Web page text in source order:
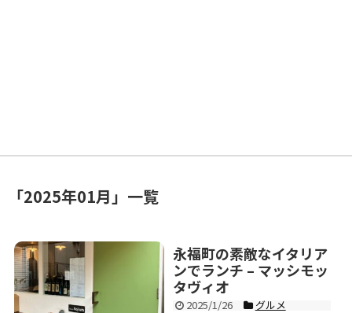
「2025年01月」 一覧
永福町の素敵なイタリア
ンでランチ – マッシモッ
タヴィオ
2025/1/26 グルメ